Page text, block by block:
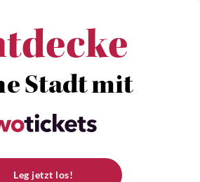
Stadt mit
Leg jetzt los!